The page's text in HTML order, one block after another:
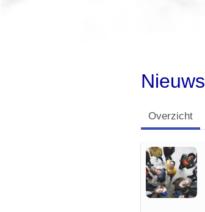
Nieuws
Overzicht